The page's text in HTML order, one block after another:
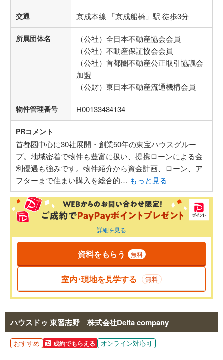
交通 京成本線 「京成船橋」駅 徒歩3分
所属団体名
（公社）全日本不動産協会会員
（公社）不動産保証協会会員
（公社）首都圏不動産公正取引協議会
加盟
（公財）東日本不動産流通機構会員
物件管理番号 H00133484134
PRコメント
首都圏中心に30社展開・創業50年の東宝ハウスグルー
プ。地域密着で物件も豊富に扱い、提携ローンによる金
利優遇も強みです。物件紹介から資金計画、ローン、ア
フターまで住まい購入を総合的… もっと見る
詳細を見る
資料をもらう 無料
室内･現地を見学する 無料
ハウスドゥ 東習志野 株式会社Delta company
おすすめ 成約でもらえる オンライン対応可